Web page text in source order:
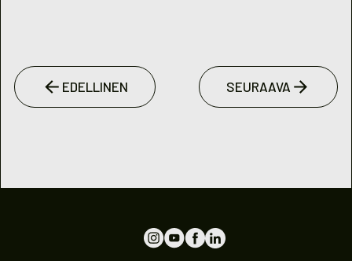
EDELLINEN SEURAAVA